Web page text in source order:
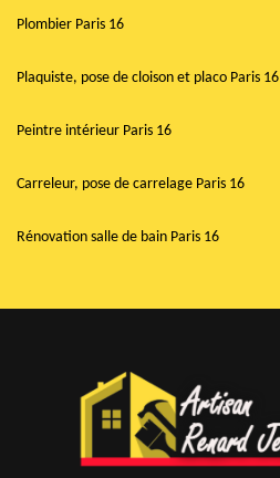
Plombier Paris 16
Plaquiste, pose de cloison et placo Paris 16
Peintre intérieur Paris 16
Carreleur, pose de carrelage Paris 16
Rénovation salle de bain Paris 16